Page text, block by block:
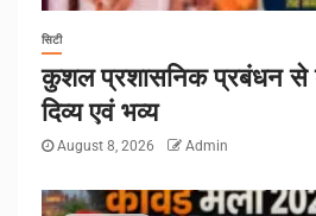
सिटी
कुशल प्रशासनिक प्रबंधन से
दिव्य एवं भव्य
August 8, 2026 Admin